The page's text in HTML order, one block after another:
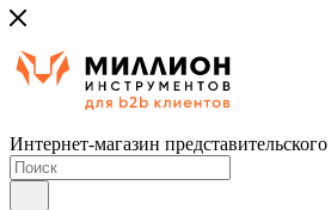
Интернет-магазин представительского